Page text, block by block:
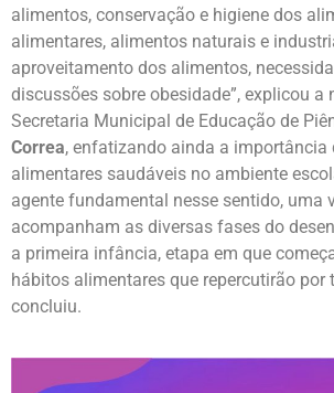
alimentos, conservação e higiene dos
alimentares, alimentos naturais e
aproveitamento dos alimentos,
discussões sobre obesidade”, explicou a
Secretaria Municipal de Educação de
Correa, enfatizando ainda a importância
alimentares saudáveis no ambiente
agente fundamental nesse sentido, uma
acompanham as diversas fases do
a primeira infância, etapa em que
hábitos alimentares que repercutirão por
concluiu.